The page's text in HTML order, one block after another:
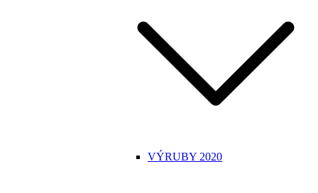
VÝRUBY 2020